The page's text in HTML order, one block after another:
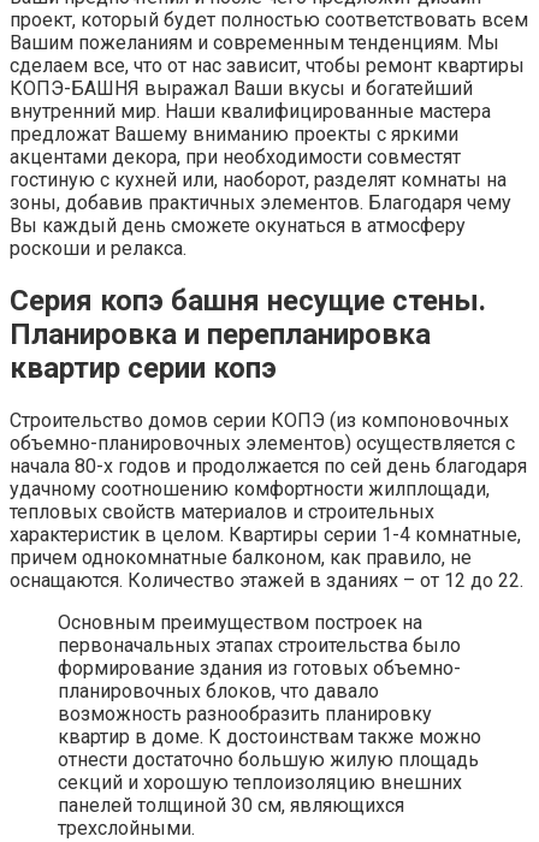
проект, который будет полностью соответствовать всем
Вашим пожеланиям и современным тенденциям. Мы
сделаем все, что от нас зависит, чтобы ремонт квартиры
КОПЭ-БАШНЯ выражал Ваши вкусы и богатейший
внутренний мир. Наши квалифицированные мастера
предложат Вашему вниманию проекты с яркими
акцентами декора, при необходимости совместят
гостиную с кухней или, наоборот, разделят комнаты на
зоны, добавив практичных элементов. Благодаря чему
Вы каждый день сможете окунаться в атмосферу
роскоши и релакса.
Серия копэ башня несущие стены.
Планировка и перепланировка
квартир серии копэ
Строительство домов серии КОПЭ (из компоновочных
объемно-планировочных элементов) осуществляется с
начала 80-х годов и продолжается по сей день благодаря
удачному соотношению комфортности жилплощади,
тепловых свойств материалов и строительных
характеристик в целом. Квартиры серии 1-4 комнатные,
причем однокомнатные балконом, как правило, не
оснащаются. Количество этажей в зданиях – от 12 до 22.
Основным преимуществом построек на
первоначальных этапах строительства было
формирование здания из готовых объемно-
планировочных блоков, что давало
возможность разнообразить планировку
квартир в доме. К достоинствам также можно
отнести достаточно большую жилую площадь
секций и хорошую теплоизоляцию внешних
панелей толщиной 30 см, являющихся
трехслойными.